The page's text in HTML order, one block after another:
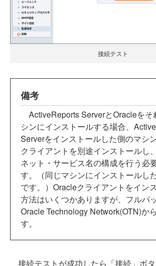
接続テスト
備考
ActiveReports ServerとOracleをそ
シンにインストールする場合、
Serverをインストールした側のマシ
クライアントを別途インストールし
ネット・サービス名の構成を行う必
す。（同じマシンにインストールし
です。）Oracleクライアントをイン
方法はいくつかありますが、フルパ
Oracle Technology Network(OTN)か
す。
接続テストが成功したら「接続」ボ